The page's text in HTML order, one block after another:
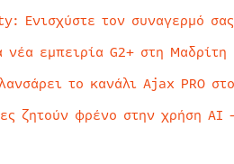
Ενισχύστε τον συναγερμό σας
εμπειρία G2+ στη
το κανάλι Ajax PRO
ζητούν φρένο στην χρήση AI